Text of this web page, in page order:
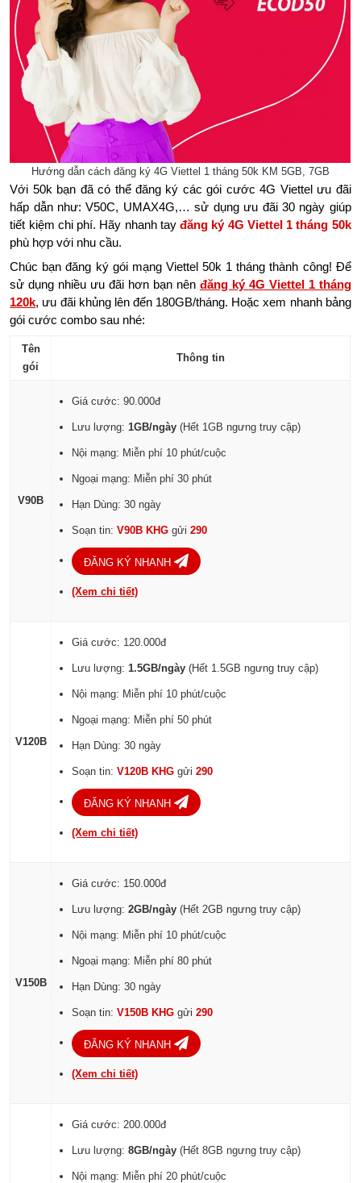
Hướng dẫn cách đăng ký 4G Viettel 1 tháng 50k KM 5GB, 7GB
Với 50k bạn đã có thể đăng ký các gói cước 4G Viettel ưu đãi
hấp dẫn như: V50C, UMAX4G,… sử dụng ưu đãi 30 ngày giúp
tiết kiệm chi phí. Hãy nhanh tayđăng ký 4G Viettel 1 tháng 50k
phù hợp với nhu cầu.
Chúc bạn đăng ký gói mạng Viettel 50k 1 tháng thành công! Để
sử dụng nhiều ưu đãi hơn bạn nên đăng ký 4G Viettel 1 tháng
120k, ưu đãi khủng lên đến 180GB/tháng. Hoặc xem nhanh bảng
gói cước combo sau nhé:
Tên
gói
Thông tin
V90B
Giá cước: 90.000đ
Lưu lượng: 1GB/ngày (Hết 1GB ngưng truy cập)
Nội mạng: Miễn phí 10 phút/cuộc
Ngoại mạng: Miễn phí 30 phút
Hạn Dùng: 30 ngày
Soạn tin:V90B KHGgửi290
ĐĂNG KÝ NHANH
(Xem chi tiết)
V120B
Giá cước: 120.000đ
Lưu lượng: 1.5GB/ngày (Hết 1.5GB ngưng truy cập)
Nội mạng: Miễn phí 10 phút/cuộc
Ngoại mạng: Miễn phí 50 phút
Hạn Dùng: 30 ngày
Soạn tin:V120B KHGgửi290
ĐĂNG KÝ NHANH
(Xem chi tiết)
V150B
Giá cước: 150.000đ
Lưu lượng:2GB/ngày (Hết 2GB ngưng truy cập)
Nội mạng: Miễn phí 10 phút/cuộc
Ngoại mạng: Miễn phí 80 phút
Hạn Dùng: 30 ngày
Soạn tin:V150B KHGgửi290
ĐĂNG KÝ NHANH
(Xem chi tiết)
Giá cước: 200.000đ
Lưu lượng:8GB/ngày (Hết 8GB ngưng truy cập)
Nội mạng: Miễn phí 20 phút/cuộc